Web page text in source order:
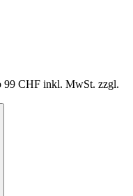
99 CHF inkl. MwSt. zzgl.